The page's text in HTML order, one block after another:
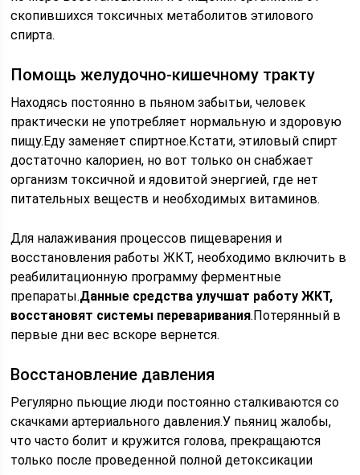
скопившихся токсичных метаболитов этилового
спирта.
Помощь желудочно-кишечному тракту
Находясь постоянно в пьяном забытьи, человек
практически не употребляет нормальную и здоровую
пищу.Еду заменяет спиртное.Кстати, этиловый спирт
достаточно калориен, но вот только он снабжает
организм токсичной и ядовитой энергией, где нет
питательных веществ и необходимых витаминов.
Для налаживания процессов пищеварения и
восстановления работы ЖКТ, необходимо включить в
реабилитационную программу ферментные
препараты.Данные средства улучшат работу ЖКТ,
восстановят системы переваривания.Потерянный в
первые дни вес вскоре вернется.
Восстановление давления
Регулярно пьющие люди постоянно сталкиваются со
скачками артериального давления.У пьяниц жалобы,
что часто болит и кружится голова, прекращаются
только после проведенной полной детоксикации